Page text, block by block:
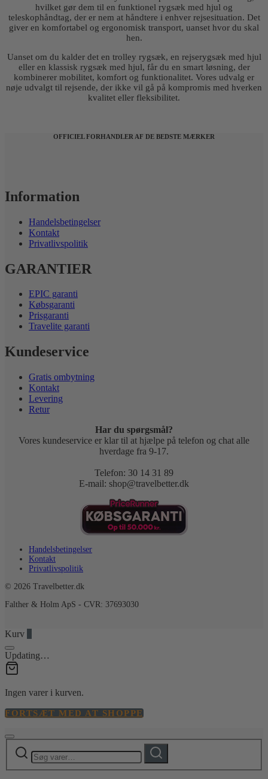
hvilket gør dem til en funktionel rygsæk med hjul og
teleskophåndtag, der er nem at håndtere i enhver rejsesituation. Det
giver en komfortabel og ergonomisk transport, uanset hvor du skal
hen.
Uanset om du kalder det en trolley rygsæk, en rejserygsæk med hjul
eller en klassisk rygsæk med hjul, får du en smart løsning, der
kombinerer mobilitet, komfort og funktionalitet. Vores udvalg er
nøje udvalgt til rejsende, der ikke vil gå på kompromis med hverken
kvalitet eller fleksibilitet.
OFFICIEL FORHANDLER AF DE BEDSTE MÆRKER
Information
Handelsbetingelser
Kontakt
Privatlivspolitik
GARANTIER
EPIC garanti
Købsgaranti
Prisgaranti
Travelite garanti
Kundeservice
Gratis ombytning
Kontakt
Levering
Retur
Har du spørgsmål?
Vores kundeservice er klar til at hjælpe på telefon og chat alle
hverdage fra 9-17.
Telefon: 30 14 31 89
E-mail: shop@travelbetter.dk
Handelsbetingelser
Kontakt
Privatlivspolitik
© 2026 Travelbetter.dk
Falther & Holm ApS - CVR: 37693030
Kurv
Updating…
Ingen varer i kurven.
FORTSÆT MED AT SHOPPE
Søg
efter:
Søg